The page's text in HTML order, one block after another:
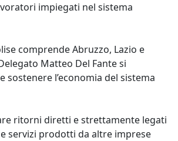
impiegati nel sistema
comprende Abruzzo, Lazio e
Matteo Del Fante si
l’economia del sistema
ritorni diretti e strettamente legati
servizi prodotti da altre imprese